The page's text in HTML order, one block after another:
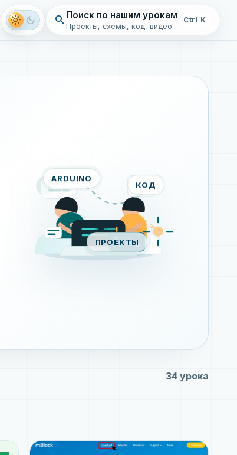
light_mode dark_mode searchПоиск по нашим урокам
Проекты, схемы, код, видео
Ctrl K
ARDUINO
КОД
ПРОЕКТЫ
34 урока